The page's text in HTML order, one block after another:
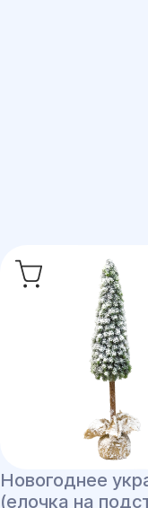
Новогоднее
(елочка на